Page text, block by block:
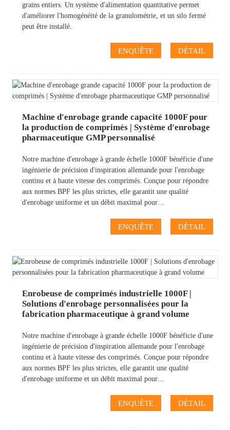
grains entiers. Un système d'alimentation quantitative permet
d'améliorer l'homogénéité de la granulométrie, et un silo fermé
peut être installé.
ENQUÊTE DÉTAIL
Machine d'enrobage grande capacité 1000F pour
la production de comprimés | Système d'enrobage
pharmaceutique GMP personnalisé
Notre machine d'enrobage à grande échelle 1000F bénéficie d'une
ingénierie de précision d'inspiration allemande pour l'enrobage
continu et à haute vitesse des comprimés. Conçue pour répondre
aux normes BPF les plus strictes, elle garantit une qualité
d'enrobage uniforme et un débit maximal pour…
ENQUÊTE DÉTAIL
Enrobeuse de comprimés industrielle 1000F |
Solutions d'enrobage personnalisées pour la
fabrication pharmaceutique à grand volume
Notre machine d'enrobage à grande échelle 1000F bénéficie d'une
ingénierie de précision d'inspiration allemande pour l'enrobage
continu et à haute vitesse des comprimés. Conçue pour répondre
aux normes BPF les plus strictes, elle garantit une qualité
d'enrobage uniforme et un débit maximal pour…
ENQUÊTE DÉTAIL